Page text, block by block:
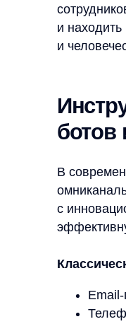
Веб-
Тикет-
Однако
и
Особую
интеллекта: